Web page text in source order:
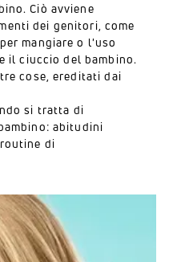
Ciò avviene
dei genitori, come
mangiare o l'uso
il ciuccio del bambino.
cose, ereditati dai
si tratta di
abitudini
di